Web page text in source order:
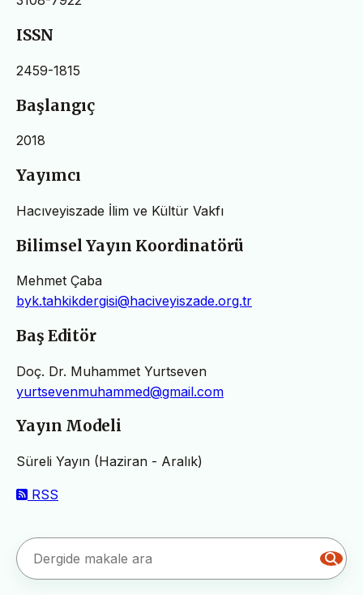
ISSN
2459-1815
Başlangıç
2018
Yayımcı
Hacıveyiszade İlim ve Kültür Vakfı
Bilimsel Yayın Koordinatörü
Mehmet Çaba
byk.tahkikdergisi@haciveyiszade.org.tr
Baş Editör
Doç. Dr. Muhammet Yurtseven
yurtsevenmuhammed@gmail.com
Yayın Modeli
Süreli Yayın (Haziran - Aralık)
RSS